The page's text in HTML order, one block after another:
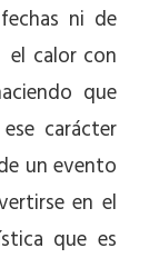
ni de
el calor con
que
carácter
un evento
en el
que es